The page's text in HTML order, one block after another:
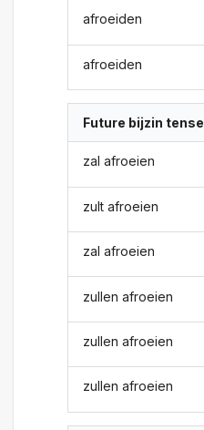
afroeiden
afroeiden
Future bijzin tense
zal afroeien
zult afroeien
zal afroeien
zullen afroeien
zullen afroeien
zullen afroeien